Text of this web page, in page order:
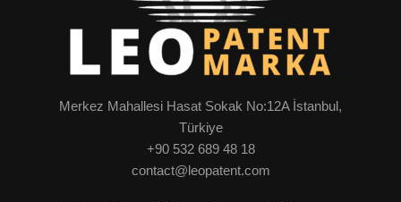
Merkez Mahallesi Hasat Sokak No:12A İstanbul,
Türkiye
+90 532 689 48 18
contact@leopatent.com